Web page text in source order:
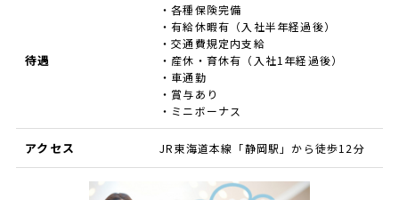
待遇
・各種保険完備
・有給休暇有（入社半年経過後）
・交通費規定内支給
・産休・育休有（入社1年経過後）
・車通勤
・賞与あり
・ミニボーナス
アクセス JR東海道本線「静岡駅」から徒歩12分